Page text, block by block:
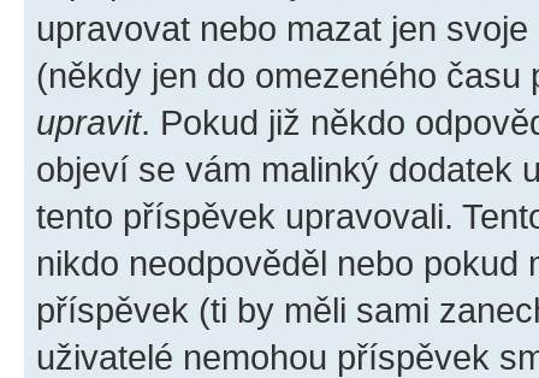
upravovat nebo mazat jen
(někdy jen do omezeného
upravit. Pokud již někdo
objeví se vám malinký dodatek
tento příspěvek upravovali.
nikdo neodpověděl nebo pokud
příspěvek (ti by měli sami
uživatelé nemohou příspěvek